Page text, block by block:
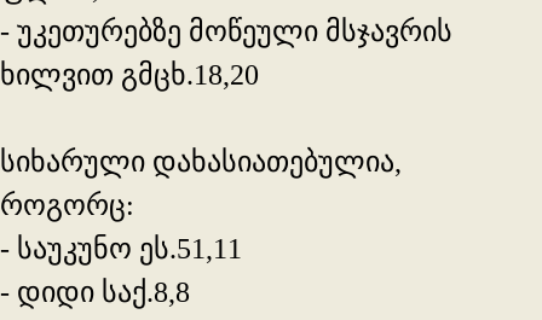
- უკეთურებზე მოწეული მსჯავრის
ხილვით გმცხ.18,20
სიხარული დახასიათებულია,
როგორც:
- საუკუნო ეს.51,11
- დიდი საქ.8,8